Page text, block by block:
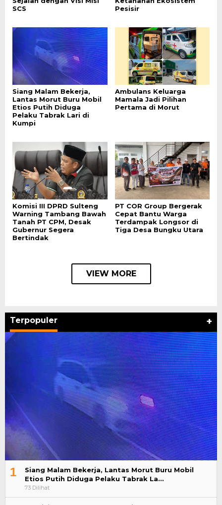
SCS
Pesisir
Siang Malam Bekerja,
Lantas Morut Buru Mobil
Etios Putih Diduga
Pelaku Tabrak Lari di
Kumpi
Ambulans Keluarga
Mamala Jadi Pilihan
Pertama di Morut
Komisi III DPRD Sulteng
Warning Tambang Bawah
Tanah PT CPM, Desak
Gubernur Segera
Bertindak
PT COR Group Bergerak
Cepat Bantu Warga
Terdampak Longsor di
Tiga Desa Bungku Utara
VIEW MORE
Terpopuler +
1
Siang Malam Bekerja, Lantas Morut Buru Mobil
Etios Putih Diduga Pelaku Tabrak La…
73 Dilihat